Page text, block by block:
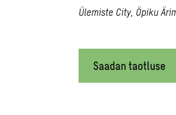
Ülemiste City, Öpiku
Saadan taotluse